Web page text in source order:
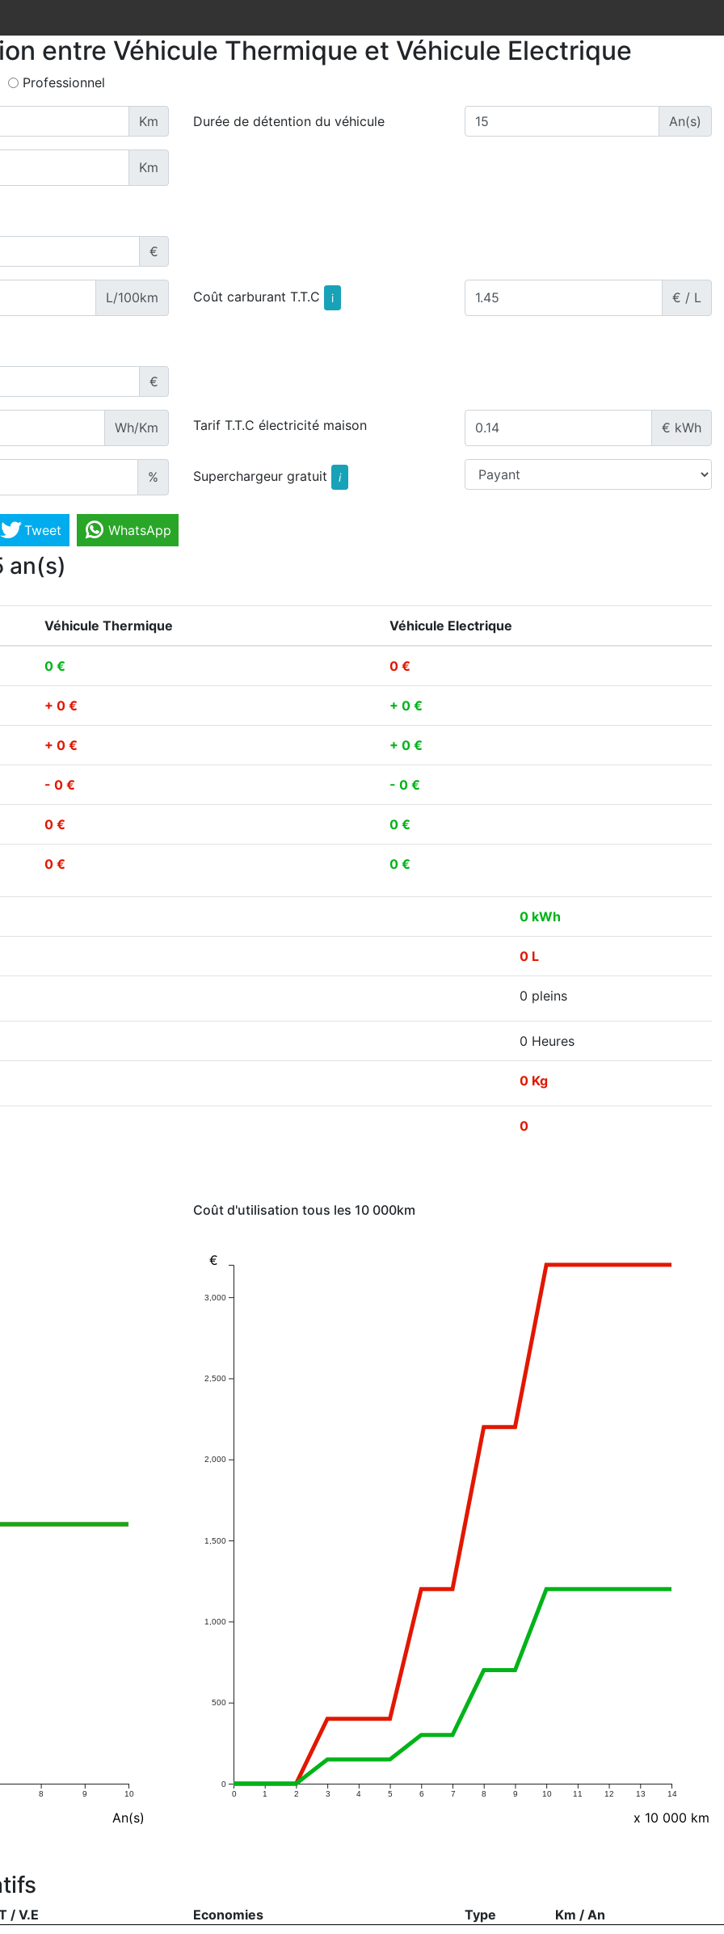
entre Véhicule Thermique et Véhicule Electrique
Professionnel
Km Durée de détention du véhicule An(s)
Km
€
L/100km Coût carburant T.T.C i € / L
€
Wh/Km Tarif T.T.C électricité maison € kWh
% Superchargeur gratuit i
Tweet WhatsApp
an(s)
Véhicule Thermique
Véhicule Electrique
0 € 0 €
+ 0 € + 0 €
+ 0 € + 0 €
- 0 € - 0 €
0 € 0 €
0 € 0 €
0 kWh
0 L
0 pleins
0 Heures
0 Kg
0
8 9 10
An(s)
Coût d'utilisation tous les 10 000km
0 1 2 3 4 5 6 7 8 9 10 11 12 13 14
0
500
1,000
1,500
2,000
2,500
3,000
€
x 10 000 km
/ V.E Economies Type
Km / An